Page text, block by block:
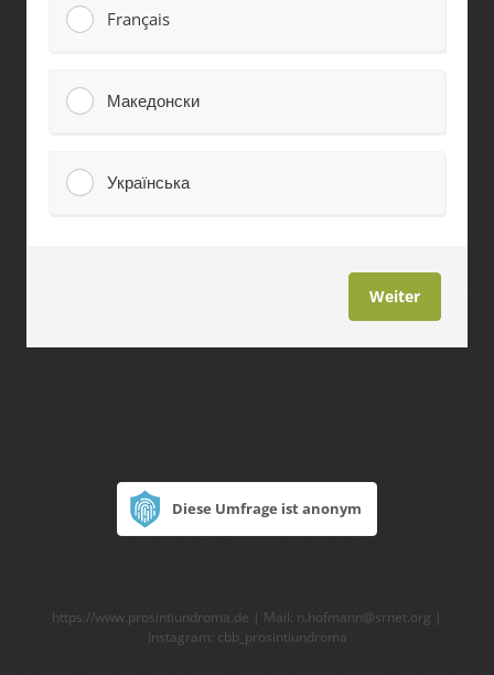
Français
Македонски
Українська
Weiter
Diese Umfrage ist anonym
https://www.prosintiundroma.de | Mail: n.hofmann@srnet.org |
Instagram: cbb_prosintiundroma